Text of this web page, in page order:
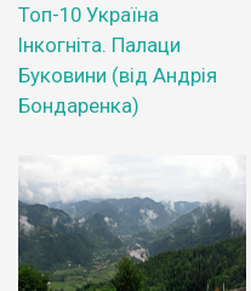
Топ-10 Україна
Інкогніта. Палаци
Буковини (від Андрія
Бондаренка)